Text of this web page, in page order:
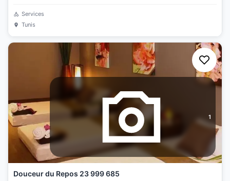
Services
Tunis
1
Douceur du Repos 23 999 685